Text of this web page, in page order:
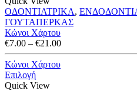
ΟΔΟΝΤΙΑΤΡΙΚΑ,
ΓΟΥΤΑΠΕΡΚΑΣ
Κώνοι Χάρτου
€7.00 – €21.00Price
range:
Κώνοι Χάρτου
Επιλογή
Quick View